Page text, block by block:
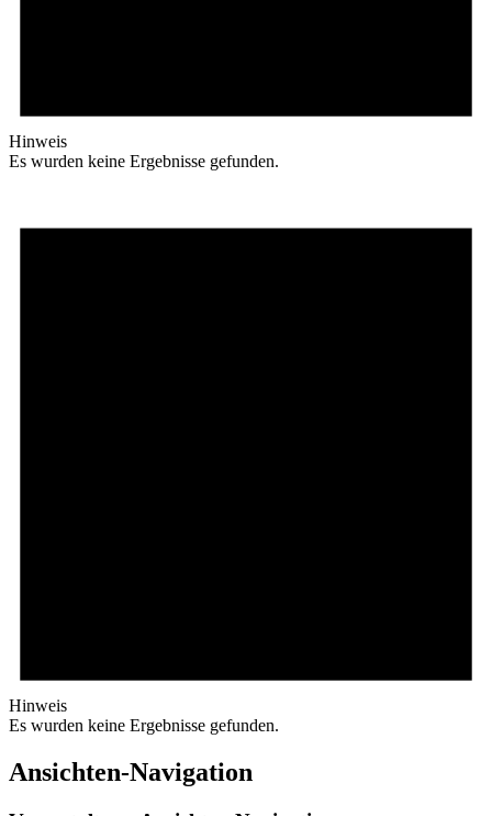
Hinweis
Es wurden keine Ergebnisse gefunden.
Hinweis
Es wurden keine Ergebnisse gefunden.
Ansichten-Navigation